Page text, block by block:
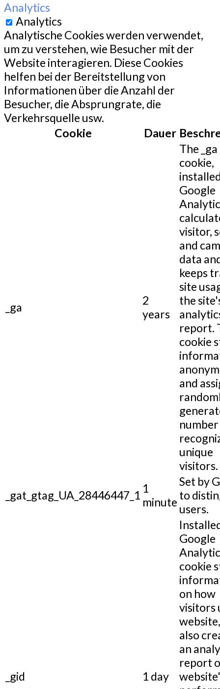
Analytics
Analytics
Analytische Cookies werden verwendet,
um zu verstehen, wie Besucher mit der
Website interagieren. Diese Cookies
helfen bei der Bereitstellung von
Informationen über die Anzahl der
Besucher, die Absprungrate, die
Verkehrsquelle usw.
Cookie
Dauer
_ga
2
years
The _ga
cookie,
Google
visitor,
and
data
keeps
site
the
report.
cookie
and
unique
visitors.
_gat_gtag_UA_28446447_1 1
minute
Set by
to
users.
_gid 1 day
Google
cookie
on how
visitors
also
an
report